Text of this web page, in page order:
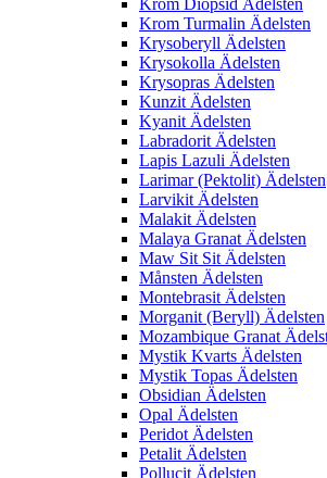
Krom Diopsid Ädelsten
Krom Turmalin Ädelsten
Krysoberyll Ädelsten
Krysokolla Ädelsten
Krysopras Ädelsten
Kunzit Ädelsten
Kyanit Ädelsten
Labradorit Ädelsten
Lapis Lazuli Ädelsten
Larimar (Pektolit) Ädelsten
Larvikit Ädelsten
Malakit Ädelsten
Malaya Granat Ädelsten
Maw Sit Sit Ädelsten
Månsten Ädelsten
Montebrasit Ädelsten
Morganit (Beryll) Ädelsten
Mozambique Granat
Mystik Kvarts Ädelsten
Mystik Topas Ädelsten
Obsidian Ädelsten
Opal Ädelsten
Peridot Ädelsten
Petalit Ädelsten
Pollucit Ädelsten